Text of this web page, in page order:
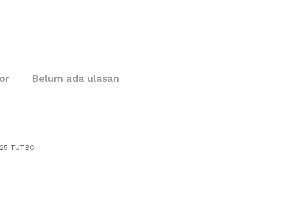
Belum ada ulasan
TUTBO